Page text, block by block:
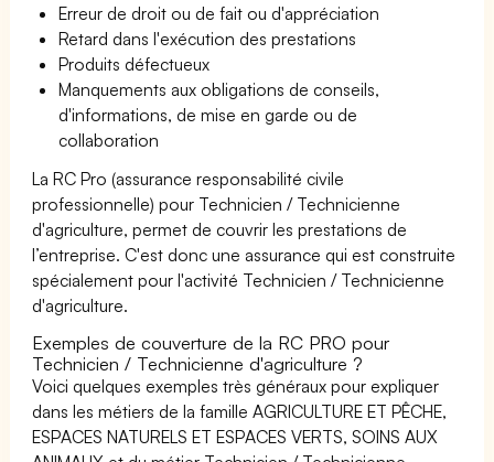
Erreur de droit ou de fait ou d'appréciation
Retard dans l'exécution des prestations
Produits défectueux
Manquements aux obligations de conseils,
d'informations, de mise en garde ou de
collaboration
La RC Pro (assurance responsabilité civile
professionnelle) pour Technicien / Technicienne
d'agriculture, permet de couvrir les prestations de
l’entreprise. C'est donc une assurance qui est construite
spécialement pour l'activité Technicien / Technicienne
d'agriculture.
Exemples de couverture de la RC PRO pour
Technicien / Technicienne d'agriculture ?
Voici quelques exemples très généraux pour expliquer
dans les métiers de la famille AGRICULTURE ET PÊCHE,
ESPACES NATURELS ET ESPACES VERTS, SOINS AUX